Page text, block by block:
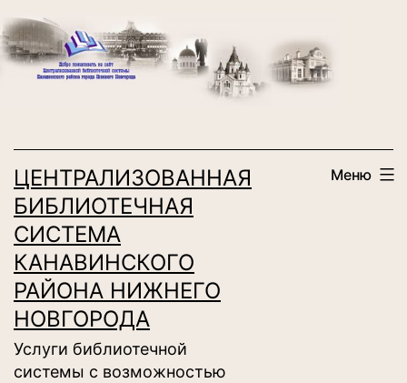
Перейти
к
содержимому
ЦЕНТРАЛИЗОВАННАЯ
БИБЛИОТЕЧНАЯ
СИСТЕМА
КАНАВИНСКОГО
РАЙОНА НИЖНЕГО
НОВГОРОДА
Услуги библиотечной
системы с возможностью
Меню